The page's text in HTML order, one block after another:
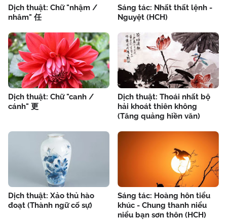
Dịch thuật: Chữ "nhậm /
nhâm" 任
Sáng tác: Nhất thất lệnh -
Nguyệt (HCH)
Dịch thuật: Chữ "canh /
cánh" 更
Dịch thuật: Thoái nhất bộ
hải khoát thiên không
(Tăng quảng hiền văn)
Dịch thuật: Xảo thủ hào
đoạt (Thành ngữ cố sự)
Sáng tác: Hoàng hôn tiểu
khúc - Chung thanh niểu
niểu bạn sơn thôn (HCH)